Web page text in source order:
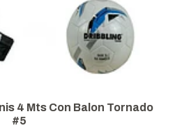
4 Mts Con Balon Tornado
#5